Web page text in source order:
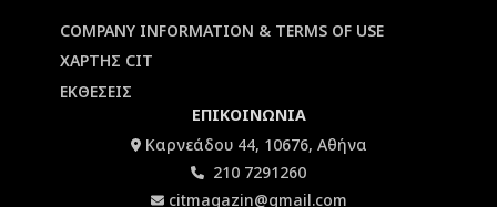
COMPANY INFORMATION & TERMS OF USE
ΧΑΡΤΗΣ CIT
ΕΚΘΕΣΕΙΣ
ΕΠΙΚΟΙΝΩΝΙΑ
Καρνεάδου 44, 10676, Αθήνα
210 7291260
citmagazin@gmail.com